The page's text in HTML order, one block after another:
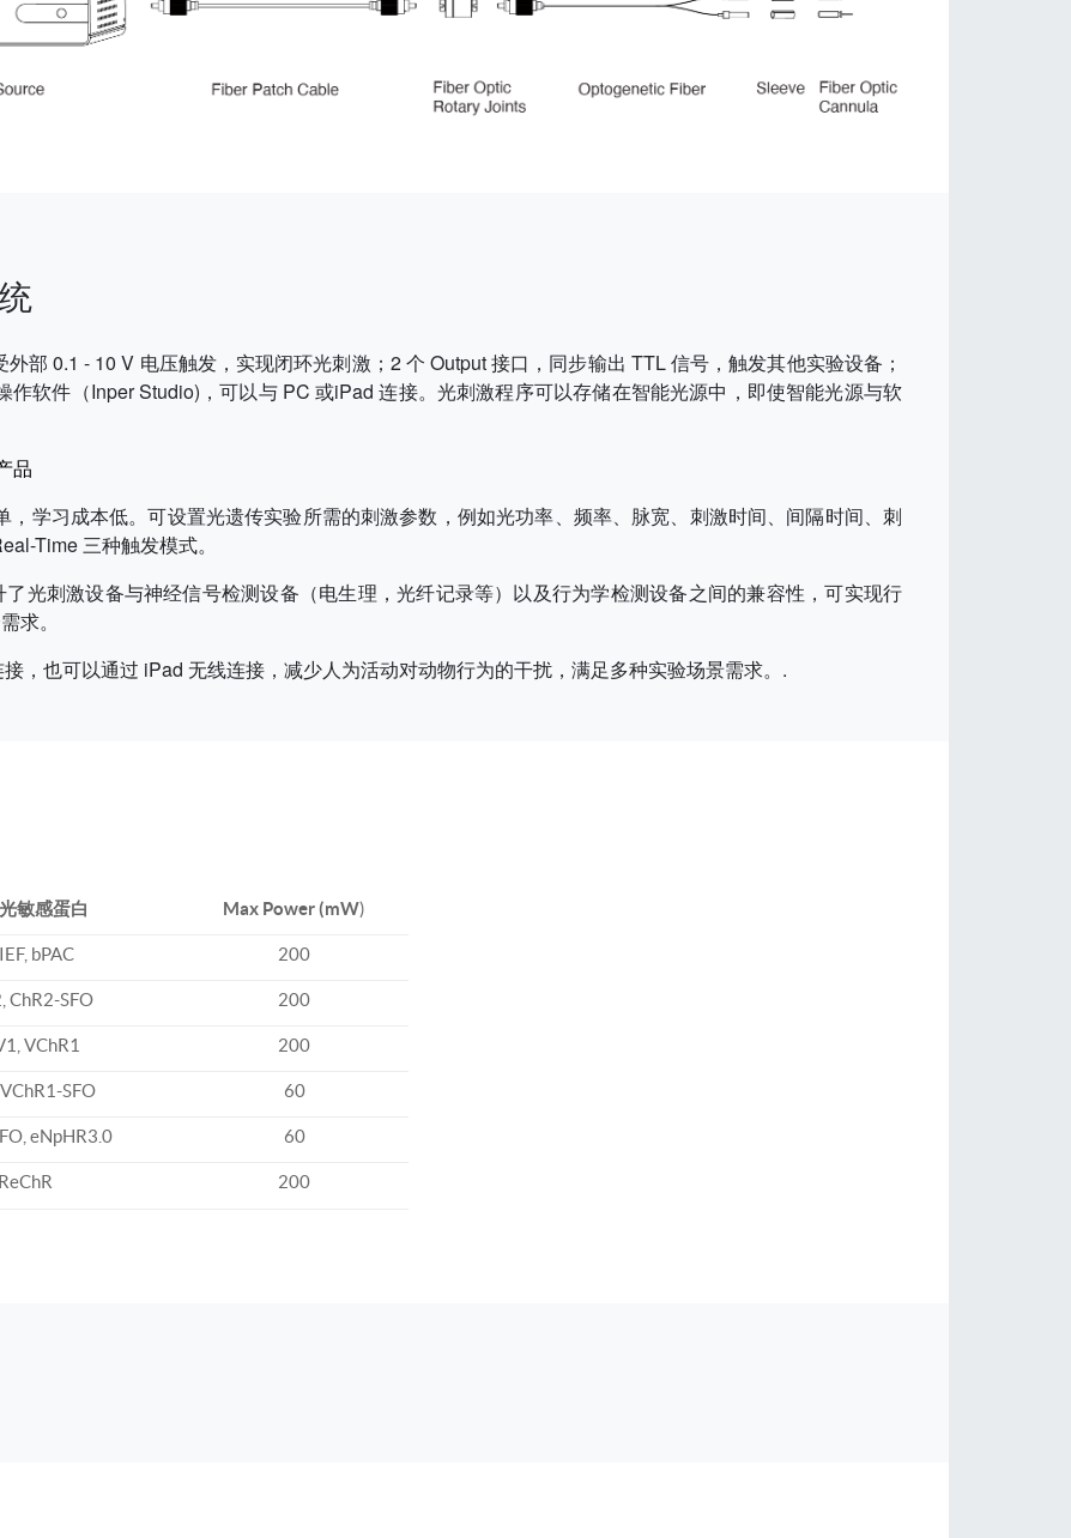
部 0.1 - 10 V 电压触发，实现闭环光刺激；2 个 Output 接口，同步输出 TTL 信号，触发其他实验设备；
作软件（Inper Studio)，可以与 PC 或iPad 连接。光刺激程序可以存储在智能光源中，即使智能光源与软
品
，学习成本低。可设置光遗传实验所需的刺激参数，例如光功率、频率、脉宽、刺激时间、间隔时间、刺
Time 三种触发模式。
光刺激设备与神经信号检测设备（电生理，光纤记录等）以及行为学检测设备之间的兼容性，可实现行
求。
，也可以通过 iPad 无线连接，减少人为活动对动物行为的干扰，满足多种实验场景需求。.
敏感蛋白 Max Power(mW)
bPAC 200
ChR2-SFO 200
VChR1 200
SFO 60
eNpHR3.0 60
ReChR 200